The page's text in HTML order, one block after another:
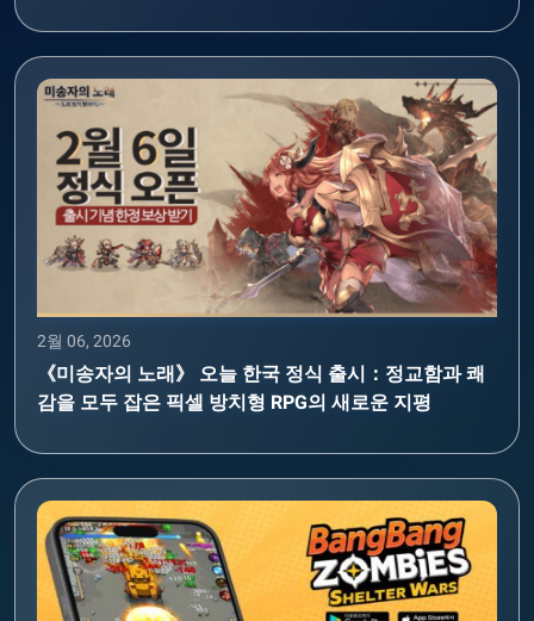
2월 06, 2026
《미송자의 노래》 오늘 한국 정식 출시：정교함과 쾌
감을 모두 잡은 픽셀 방치형 RPG의 새로운 지평